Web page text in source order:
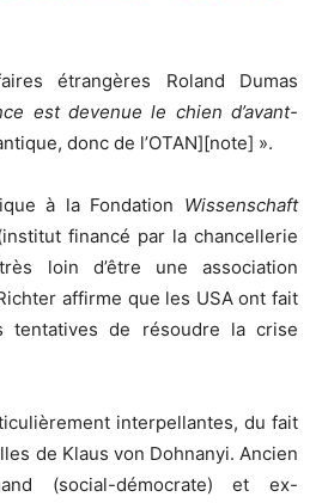
étrangères Roland Dumas
est devenue le chien d’avant-
donc de l’OTAN][note] ».
à la Fondation Wissenschaft
financé par la chancellerie
loin d’être une association
affirme que les USA ont fait
tentatives de résoudre la crise
interpellantes, du fait
de Klaus von Dohnanyi. Ancien
(social-démocrate) et ex-